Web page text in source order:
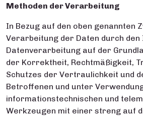
Methoden der Verarbeitung
In Bezug auf den oben genannten
Verarbeitung der Daten durch den
Datenverarbeitung auf der
der Korrektheit, Rechtmäßigkeit,
Schutzes der Vertraulichkeit und
Betroffenen und unter
informationstechnischen und
Werkzeugen mit einer streng auf